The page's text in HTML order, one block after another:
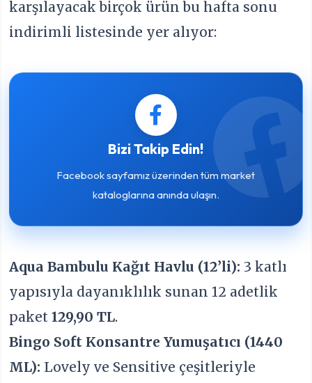
karşılayacak birçok ürün bu hafta sonu
indirimli listesinde yer alıyor:
Bizi Takip Edin!
Facebook sayfamız üzerinden tüm market
kataloglarına anında ulaşın.
Aqua Bambulu Kağıt Havlu (12’li): 3 katlı
yapısıyla dayanıklılık sunan 12 adetlik
paket129,90 TL.
Bingo Soft Konsantre Yumuşatıcı (1440
ML): Lovely ve Sensitive çeşitleriyle